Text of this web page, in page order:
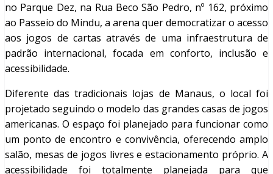
no Parque Dez, na Rua Beco São Pedro, nº 162, próximo
ao Passeio do Mindu, a arena quer democratizar o acesso
aos jogos de cartas através de uma infraestrutura de
padrão internacional, focada em conforto, inclusão e
acessibilidade.
Diferente das tradicionais lojas de Manaus, o local foi
projetado seguindo o modelo das grandes casas de jogos
americanas. O espaço foi planejado para funcionar como
um ponto de encontro e convivência, oferecendo amplo
salão, mesas de jogos livres e estacionamento próprio. A
acessibilidade foi totalmente planejada para que